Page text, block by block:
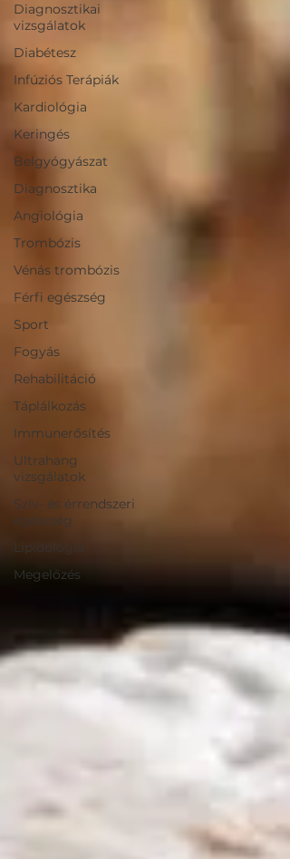
Diagnosztikai
vizsgálatok
Diabétesz
Infúziós Terápiák
Kardiológia
Keringés
Belgyógyászat
Diagnosztika
Angiológia
Trombózis
Vénás trombózis
Férfi egészség
Sport
Fogyás
Rehabilitáció
Táplálkozás
Immunerősítés
Ultrahang
vizsgálatok
Szív- és érrendszeri
egészség
Lipidológia
Megelőzés